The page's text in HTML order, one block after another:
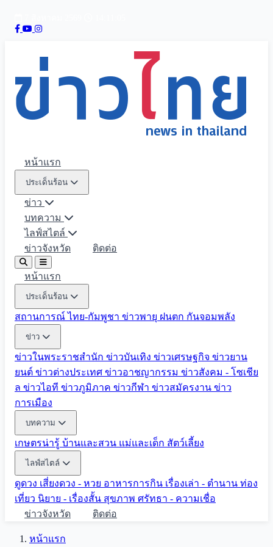
หน้าแรก
ประเด็นร้อน
ข่าว
บทความ
ไลฟ์สไตล์
ข่าวจังหวัด
ติดต่อ
หน้าแรก
ประเด็นร้อน
สถานการณ์ ไทย-กัมพูชา ข่าวพายุ ฝนตก กันจอมพลัง
ข่าว
ข่าวในพระราชสำนัก ข่าวบันเทิง ข่าวเศรษฐกิจ ข่าวยาน
ยนต์ ข่าวต่างประเทศ ข่าวอาชญากรรม ข่าวสังคม - โซเชีย
ล ข่าวไอที ข่าวภูมิภาค ข่าวกีฬา ข่าวสมัครงาน ข่าว
การเมือง
บทความ
เกษตรน่ารู้ บ้านและสวน แม่และเด็ก สัตว์เลี้ยง
ไลฟ์สไตล์
ดูดวง เสี่ยงดวง - หวย อาหารการกิน เรื่องเล่า - ตำนาน ท่อง
เที่ยว นิยาย - เรื่องสั้น สุขภาพ ศรัทธา - ความเชื่อ
ข่าวจังหวัด
ติดต่อ
หน้าแรก